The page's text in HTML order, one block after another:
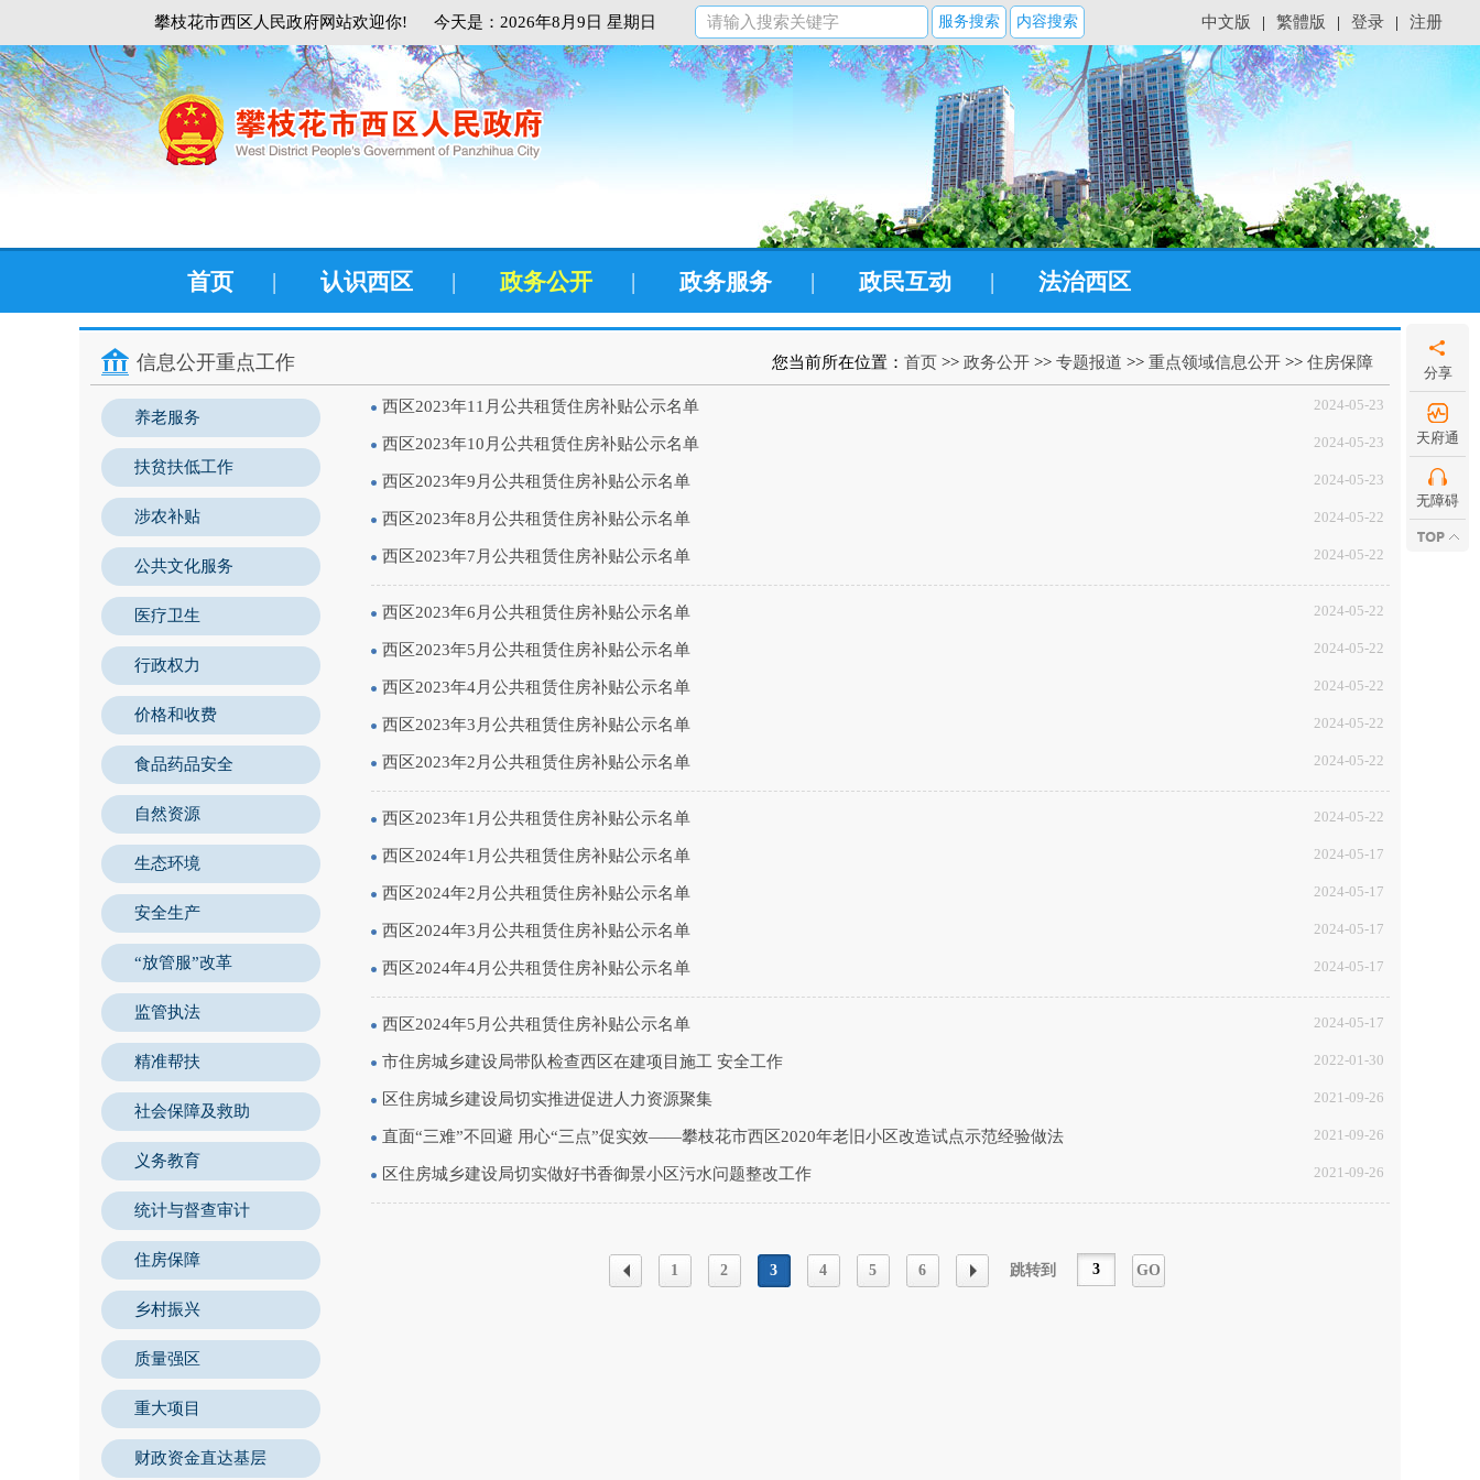
攀枝花市西区人民政府网站欢迎你! 今天是：2026年8月9日 星期日 服务搜索 内容搜索 中文版 | 繁體版 | 登录 | 注册
首页 | 认识西区 | 政务公开 | 政务服务 | 政民互动 | 法治西区
信息公开重点工作 您当前所在位置： 首页 >> 政务公开 >> 专题报道 >> 重点领域信息公开 >> 住房保障
养老服务
扶贫扶低工作
涉农补贴
公共文化服务
医疗卫生
行政权力
价格和收费
食品药品安全
自然资源
生态环境
安全生产
“放管服”改革
监管执法
精准帮扶
社会保障及救助
义务教育
统计与督查审计
住房保障
乡村振兴
质量强区
重大项目
财政资金直达基层
西区2023年11月公共租赁住房补贴公示名单 2024-05-23
西区2023年10月公共租赁住房补贴公示名单 2024-05-23
西区2023年9月公共租赁住房补贴公示名单 2024-05-23
西区2023年8月公共租赁住房补贴公示名单 2024-05-22
西区2023年7月公共租赁住房补贴公示名单 2024-05-22
西区2023年6月公共租赁住房补贴公示名单 2024-05-22
西区2023年5月公共租赁住房补贴公示名单 2024-05-22
西区2023年4月公共租赁住房补贴公示名单 2024-05-22
西区2023年3月公共租赁住房补贴公示名单 2024-05-22
西区2023年2月公共租赁住房补贴公示名单 2024-05-22
西区2023年1月公共租赁住房补贴公示名单 2024-05-22
西区2024年1月公共租赁住房补贴公示名单 2024-05-17
西区2024年2月公共租赁住房补贴公示名单 2024-05-17
西区2024年3月公共租赁住房补贴公示名单 2024-05-17
西区2024年4月公共租赁住房补贴公示名单 2024-05-17
西区2024年5月公共租赁住房补贴公示名单 2024-05-17
市住房城乡建设局带队检查西区在建项目施工 安全工作 2022-01-30
区住房城乡建设局切实推进促进人力资源聚集 2021-09-26
直面“三难”不回避 用心“三点”促实效——攀枝花市西区2020年老旧小区改造试点示范经验做法 2021-09-26
区住房城乡建设局切实做好书香御景小区污水问题整改工作 2021-09-26
1 2 3 4 5 6 跳转到 GO
分享
天府通
无障碍